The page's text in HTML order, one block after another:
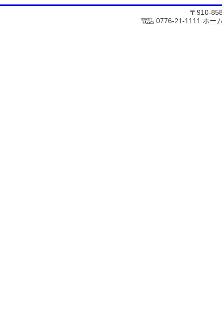
〒910-
電話:0776-21-1111 ホー